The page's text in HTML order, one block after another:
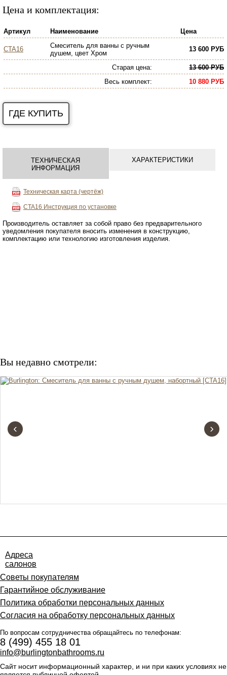
Цена и комплектация:
Артикул Наименование Цена
CTA16
Смеситель для ванны с ручным
душем, цвет Хром
13 600 РУБ
Старая цена:
13 600 РУБ
Весь комплект: 10 880 РУБ
ГДЕ КУПИТЬ
ТЕХНИЧЕСКАЯ
ИНФОРМАЦИЯ
Техническая карта (чертёж)
CTA16 Инструкция по установке
Производитель оставляет за собой право без предварительного
уведомления покупателя вносить изменения в конструкцию,
комплектацию или технологию изготовления изделия.
ХАРАКТЕРИСТИКИ
Вы недавно смотрели:
‹ ›
Адреса
салонов
Советы покупателям
Гарантийное обслуживание
Политика обработки персональных данных
Согласия на обработку персональных данных
По вопросам сотрудничества обращайтесь по телефонам:
8 (499) 455 18 01
info@burlingtonbathrooms.ru
Сайт носит информационный характер, и ни при каких условиях не